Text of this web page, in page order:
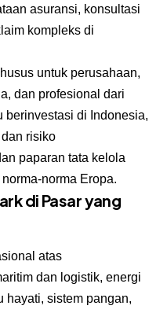
asuransi, konsultasi
kompleks di
untuk perusahaan,
dan profesional dari
berinvestasi di Indonesia,
risiko
paparan tata kelola
norma Eropa.
di Pasar yang
atas
dan logistik, energi
hayati, sistem pangan,